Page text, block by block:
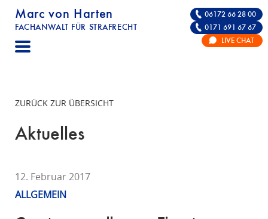
Marc von Harten
FACHANWALT FÜR STRAFRECHT
STRAFRECHT | RECHTSANWALT FÜR DIE
06172 66 28 00
0171 691 67 67
LIVE CHAT
ZURÜCK ZUR ÜBERSICHT
Aktuelles
12. Februar 2017
ALLGEMEIN